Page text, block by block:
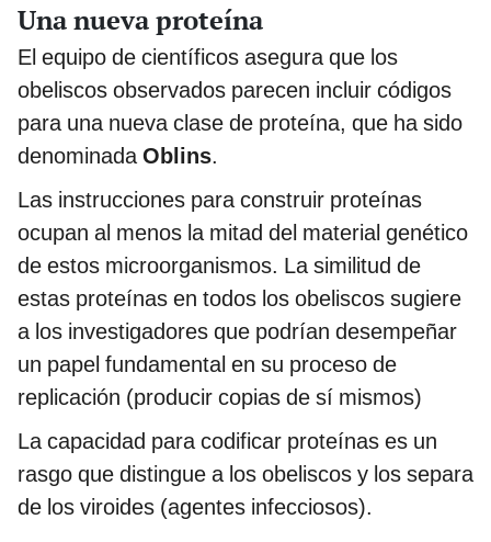
Una nueva proteína
El equipo de científicos asegura que los
obeliscos observados parecen incluir códigos
para una nueva clase de proteína, que ha sido
denominadaOblins.
Las instrucciones para construir proteínas
ocupan al menos la mitad del material genético
de estos microorganismos. La similitud de
estas proteínas en todos los obeliscos sugiere
a los investigadores que podrían desempeñar
un papel fundamental en su proceso de
replicación (producir copias de sí mismos)
La capacidad para codificar proteínas es un
rasgo que distingue a los obeliscos y los separa
de los viroides (agentes infecciosos).